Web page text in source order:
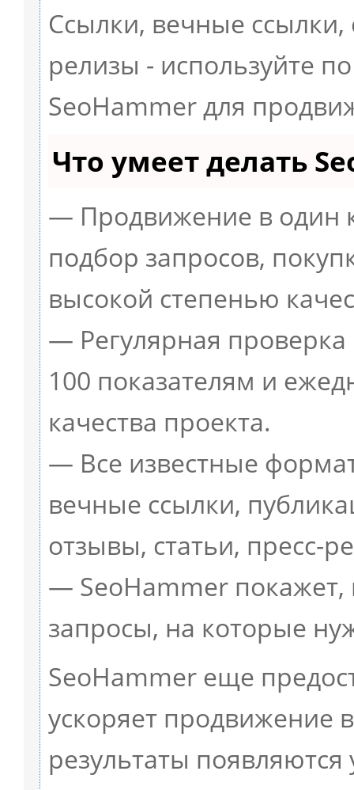
Ссылки, вечные ссылки,
релизы - используйте
SeoHammer для
Что умеет делать
— Продвижение в один
подбор запросов,
высокой степенью
— Регулярная проверка
100 показателям и
качества проекта.
— Все известные
вечные ссылки,
отзывы, статьи, пресс-
— SeoHammer покажет,
запросы, на которые
SeoHammer еще
ускоряет продвижение
результаты